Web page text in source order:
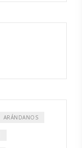
ARÁNDANOS